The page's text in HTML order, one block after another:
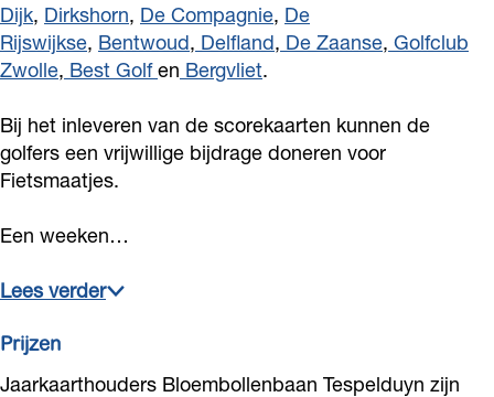
Dijk, Dirkshorn, De Compagnie, De
Rijswijkse, Bentwoud, Delfland, De Zaanse, Golfclub
Zwolle, Best Golfen Bergvliet.
Bij het inleveren van de scorekaarten kunnen de
golfers een vrijwillige bijdrage doneren voor
Fietsmaatjes.
Een weeken…
Lees verder
Prijzen
Jaarkaarthouders Bloembollenbaan Tespelduyn zijn